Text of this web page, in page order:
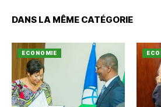
DANS LA MÊME CATÉGORIE
ECONOMIE